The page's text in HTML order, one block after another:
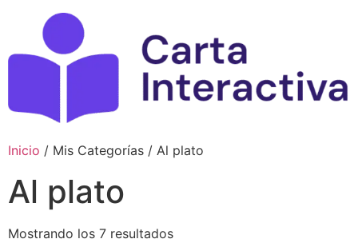
contenido
Inicio / Mis Categorías / Al plato
Al plato
Mostrando los 7 resultados